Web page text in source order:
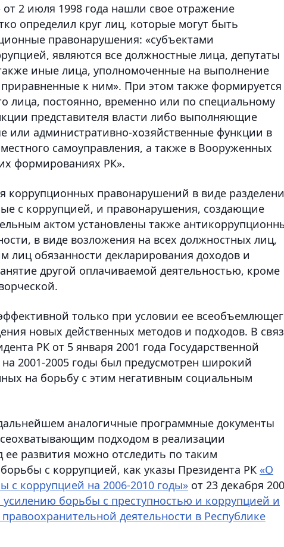
2 июля 1998 года нашли свое отражение
определил круг лиц, которые могут быть
правонарушения: «субъектами
являются все должностные лица, депутаты
иные лица, уполномоченные на выполнение
к ним». При этом также формируется
лица, постоянно, временно или по специальному
представителя власти либо выполняющие
или административно-хозяйственные функции в
самоуправления, а также в Вооруженных
формированиях РК».
коррупционных правонарушений в виде
с коррупцией, и правонарушения, создающие
актом установлены также
в виде возложения на всех должностных лиц,
лиц обязанности декларирования доходов и
другой оплачиваемой деятельностью, кроме
только при условии ее
новых действенных методов и подходов. В
РК от 5 января 2001 года Государственной
2001-2005 годы был предусмотрен широкий
на борьбу с этим негативным социальным
аналогичные программные документы
подходом в реализации
развития можно отследить по таким
с коррупцией, как указы Президента РК «О
с коррупцией на 2006-2010 годы» от 23 декабря
борьбы с преступностью и коррупцией и
деятельности в Республике